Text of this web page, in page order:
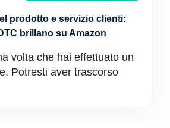
prodotto e servizio clienti:
brillano su Amazon
volta che hai effettuato un
Potresti aver trascorso